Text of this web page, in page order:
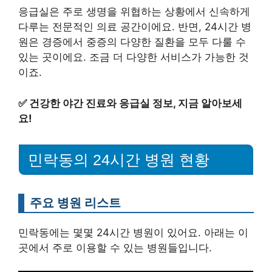
응급실은 주로 생명을 위협하는 상황에서 신속하게
다루는 전문적인 의료 공간이에요. 반면, 24시간 병
원은 경증에서 중증의 다양한 질환을 모두 다룰 수
있는 곳이에요. 조금 더 다양한 서비스가 가능한 것
이죠.
✅ 건강한 야간 진료와 응급실 정보, 지금 알아보세
요!
민락동의 24시간 병원 현황
주요 병원 리스트
민락동에는 몇몇 24시간 병원이 있어요. 아래는 이
곳에서 주로 이용할 수 있는 병원들입니다.